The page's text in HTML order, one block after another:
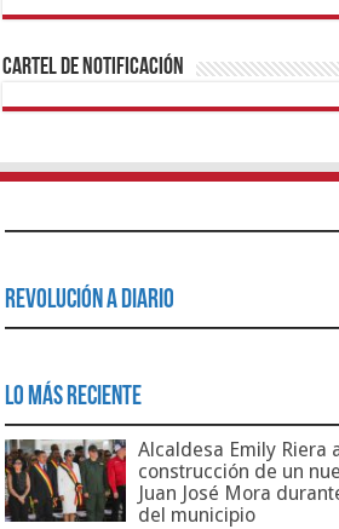
1xbetBetturkeyBetistKralbetSupertotobet
https://mvbcasino.com/
Cartel de Notificación
Revolución a Diario
Lo Más Reciente
Alcaldesa Emily Riera
construcción de un
Juan José Mora
del municipio